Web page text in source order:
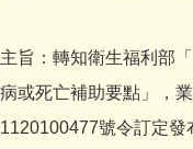
主旨：轉知衛生福利部
病或死亡補助要點」，
1120100477號令訂定發